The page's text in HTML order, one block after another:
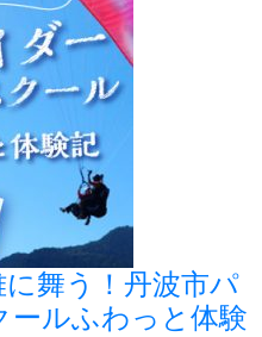
舞う！丹波市パ
ールふわっと体験